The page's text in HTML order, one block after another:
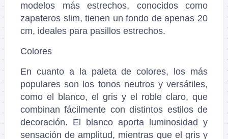
modelos más estrechos, conocidos como
zapateros slim, tienen un fondo de apenas 20
cm, ideales para pasillos estrechos.
Colores
En cuanto a la paleta de colores, los más
populares son los tonos neutros y versátiles,
como el blanco, el gris y el roble claro, que
combinan fácilmente con distintos estilos de
decoración. El blanco aporta luminosidad y
sensación de amplitud, mientras que el gris y